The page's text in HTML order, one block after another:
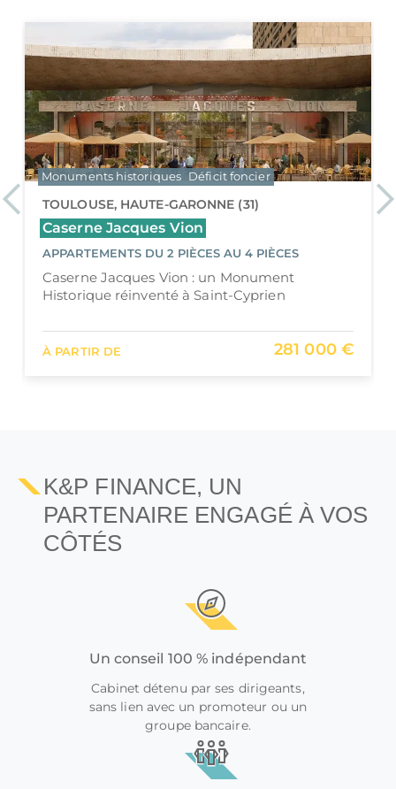
PreviousSAINT-CLAR-DE-RIVIÈRE, HAUTE-GARONNE (31)
Château de Saint-Clar
APPARTEMENTS DU STUDIO AU 3 PIÈCES
Château de Saint-Clar : un Monument
Historique aux portes de Toulouse
À PARTIR DE 339 304 €
Monuments historiques Déficit foncier
K&P FINANCE, UN
PARTENAIRE ENGAGÉ À VOS
CÔTÉS
Un conseil 100 % indépendant
Cabinet détenu par ses dirigeants,
sans lien avec un promoteur ou un
groupe bancaire.